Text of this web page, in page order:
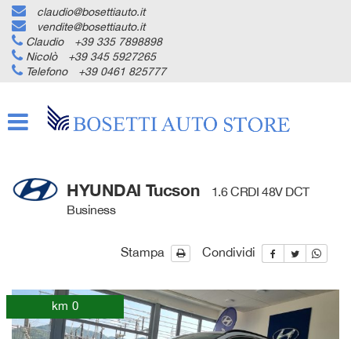
HOME
AZIENDA
LISTA VEICOLI
ASSISTENZA
claudio@bosettiauto.it
vendite@bosettiauto.it
Claudio
+39 335 7898898
Nicolò
+39 345 5927265
Telefono
+39 0461 825777
HYUNDAI Tucson
1.6 CRDI 48V DCT
Business
Stampa Condividi
km 0